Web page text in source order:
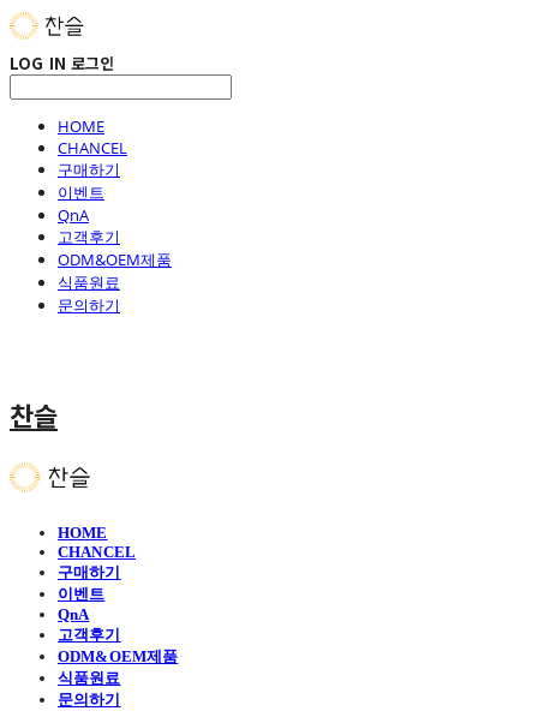
LOG IN 로그인
HOME
CHANCEL
구매하기
이벤트
QnA
고객후기
ODM&OEM제품
식품원료
문의하기
찬슬
HOME
CHANCEL
구매하기
이벤트
QnA
고객후기
ODM&OEM제품
식품원료
문의하기